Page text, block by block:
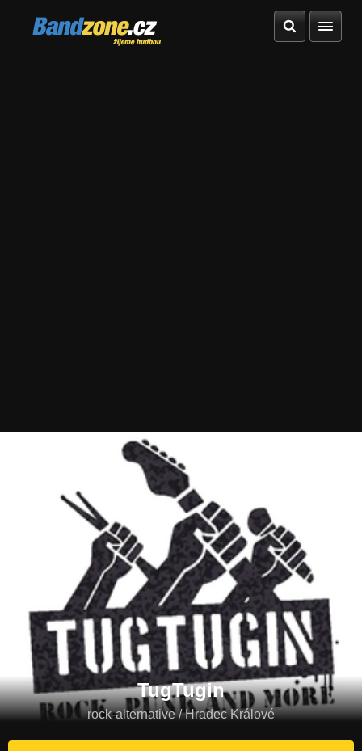
Bandzone.cz
žijeme hudbou
TugTugin
rock-alternative / Hradec Králové